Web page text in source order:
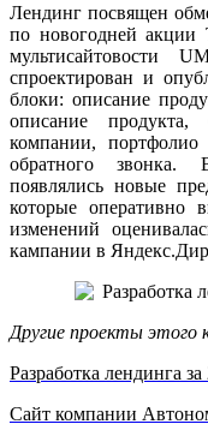
Лендинг посвящен
по новогодней акции
мультисайтовости
спроектирован и
блоки: описание
описание
компании, портфолио
обратного звонка.
появлялись новые
которые оперативно
изменений
кампании в
Другие проекты этого
Разработка лендинга
Сайт компании